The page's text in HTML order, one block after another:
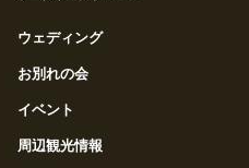
ウェディング
お別れの会
イベント
周辺観光情報